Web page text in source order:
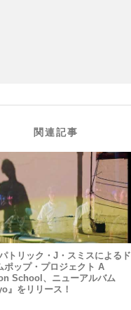
関連記事
トリック・J・スミスによるド
ポップ・プロジェクト A
School、ニューアルバム
』をリリース！